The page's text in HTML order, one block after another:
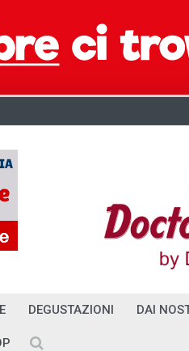
DEGUSTAZIONI DAI